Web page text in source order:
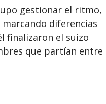
gestionar el ritmo,
diferencias
finalizaron el suizo
que partían entre